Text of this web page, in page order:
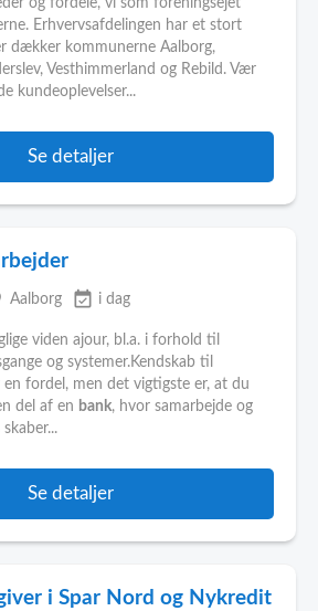
og fordele, vi som foreningsejet
Erhvervsafdelingen har et stort
dækker kommunerne Aalborg,
Vesthimmerland og Rebild. Vær
kundeoplevelser...
Se detaljer
Aalborg event_available i dag
viden ajour, bl.a. i forhold til
og systemer.Kendskab til
fordel, men det vigtigste er, at du
del af en bank, hvor samarbejde og
Se detaljer
i Spar Nord og Nykredit